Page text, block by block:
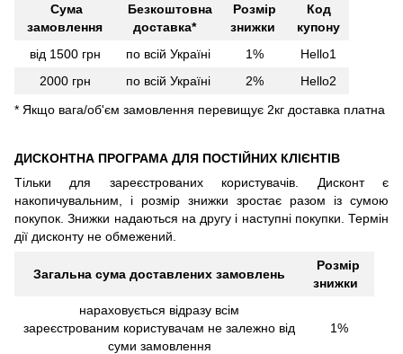
Сума
замовлення
Безкоштовна
доставка*
Розмір
знижки
Код
купону
від 1500 грн
по всій Україні 1%
Hello1
2000 грн
по всій Україні 2%
Hello2
* Якщо вага/об'єм замовлення перевищує 2кг доставка платна
ДИСКОНТНА ПРОГРАМА ДЛЯ ПОСТІЙНИХ КЛІЄНТІВ
Тільки для зареєстрованих користувачів. Дисконт є
накопичувальним, і розмір знижки зростає разом із сумою
покупок. Знижки надаються на другу і наступні покупки. Термін
дії дисконту не обмежений.
Загальна сума доставлених замовлень
Розмір
знижки
нараховується відразу всім
зареєстрованим користувачам не залежно від
суми замовлення
1%